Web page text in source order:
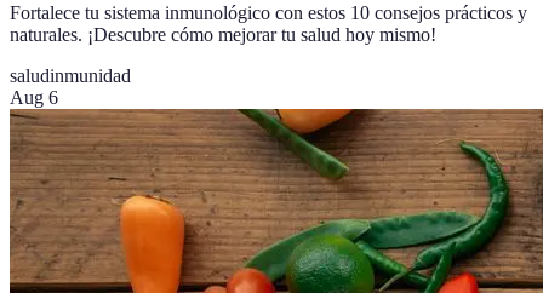
Fortalece tu sistema inmunológico con estos 10 consejos prácticos y
naturales. ¡Descubre cómo mejorar tu salud hoy mismo!
saludinmunidad
Aug 6